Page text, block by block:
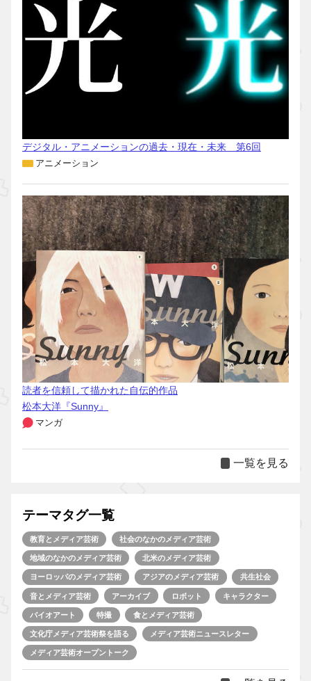
デジタル・アニメーションの過去・現在・未来 第6回
アニメーション
読者を信頼して描かれた自伝的作品
松本大洋『Sunny』
マンガ
一覧を見る
テーマタグ一覧
教育とメディア芸術 社会のなかのメディア芸術
地域のなかのメディア芸術 北米のメディア芸術
ヨーロッパのメディア芸術 アジアのメディア芸術 共生社会
音とメディア芸術 アーカイブ ロボット キャラクター
バイオアート 特撮 食とメディア芸術
文化庁メディア芸術祭を語る メディア芸術ニュースレター
メディア芸術オープントーク